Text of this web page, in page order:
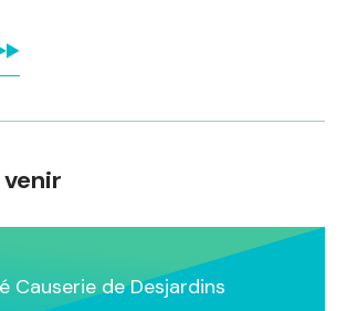
Causerie de Desjardins